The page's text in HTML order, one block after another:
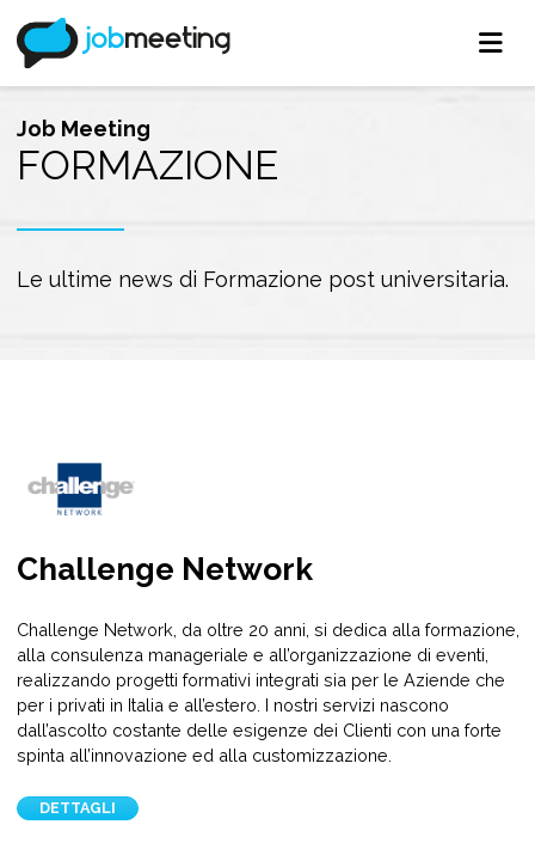
Job Meeting
FORMAZIONE
Le ultime news di Formazione post universitaria.
Challenge Network
Challenge Network, da oltre 20 anni, si dedica alla formazione,
alla consulenza manageriale e all’organizzazione di eventi,
realizzando progetti formativi integrati sia per le Aziende che
per i privati in Italia e all’estero. I nostri servizi nascono
dall’ascolto costante delle esigenze dei Clienti con una forte
spinta all’innovazione ed alla customizzazione.
DETTAGLI